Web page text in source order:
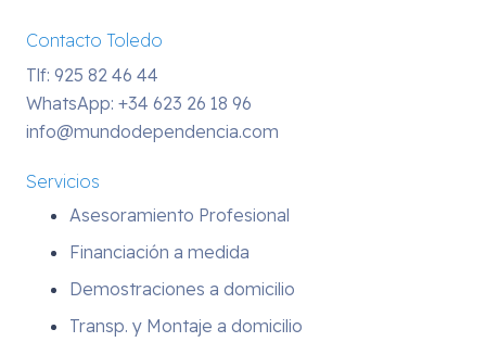
Contacto Toledo
Tlf: 925 82 46 44
WhatsApp: +34 623 26 18 96
info@mundodependencia.com
Servicios
Asesoramiento Profesional
Financiación a medida
Demostraciones a domicilio
Transp. y Montaje a domicilio